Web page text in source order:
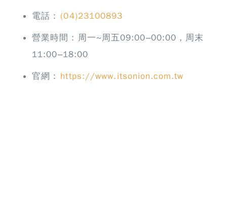
電話： (04)23100893
營業時間：周一~周五09:00–00:00，周末
11:00–18:00
官網： https://www.itsonion.com.tw